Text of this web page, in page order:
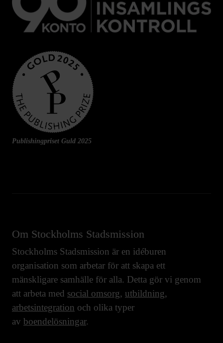
Publishingpriset Guld 2025
Om Stockholms Stadsmission
Stockholms Stadsmission är en idéburen
organisation som arbetar för att skapa ett
mänskligare samhälle för alla. Detta gör vi genom
att arbeta med social omsorg, utbildning,
arbetsintegration och olika typer
av boendelösningar.